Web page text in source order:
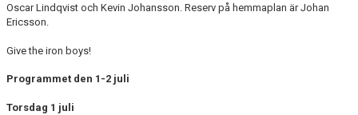
Oscar Lindqvist och Kevin Johansson. Reserv på hemmaplan är Johan
Ericsson.
Give the iron boys!
Programmet den 1-2 juli
Torsdag 1 juli